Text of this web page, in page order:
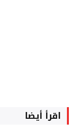
اقرأ أيضا